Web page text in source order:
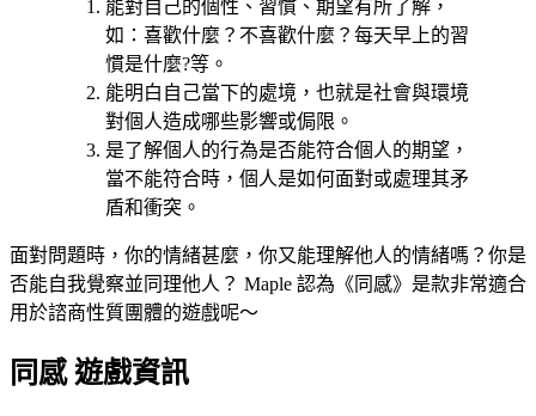
能對自己的個性、習慣、期望有所了解，
如：喜歡什麼？不喜歡什麼？每天早上的習
慣是什麼?等。
能明白自己當下的處境，也就是社會與環境
對個人造成哪些影響或侷限。
是了解個人的行為是否能符合個人的期望，
當不能符合時，個人是如何面對或處理其矛
盾和衝突。
面對問題時，你的情緒甚麼，你又能理解他人的情緒嗎？你是
否能自我覺察並同理他人？ Maple 認為《同感》是款非常適合
用於諮商性質團體的遊戲呢～
同感 遊戲資訊